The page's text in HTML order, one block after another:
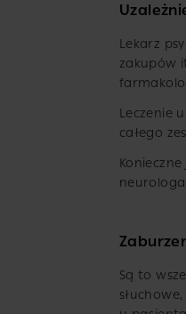
Lekarz
zakupów
Leczenie
całego
Są to